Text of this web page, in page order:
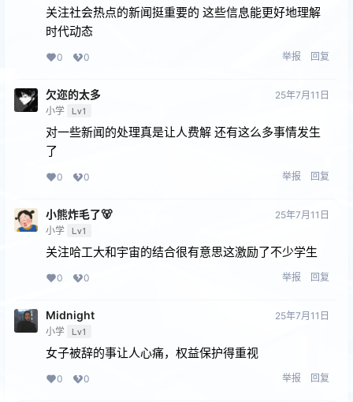
关注社会热点的新闻挺重要的 这些信息能更好地理解
时代动态
0 0 举报 回复
欠迩的太多
小学 Lv1
25年7月11日
对一些新闻的处理真是让人费解 还有这么多事情发生
了
0 0 举报 回复
小熊炸毛了🐻
小学 Lv1
25年7月11日
关注哈工大和宇宙的结合很有意思这激励了不少学生
0 0 举报 回复
Midnight
小学 Lv1
25年7月11日
女子被辞的事让人心痛，权益保护得重视
0 0 举报 回复